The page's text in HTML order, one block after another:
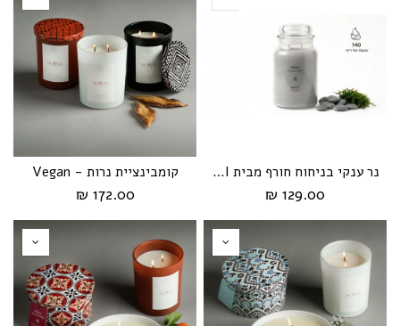
נר ענקי בניחוח חורף מבית HIKARI
129.00 ₪
קומבינציית נרות - Vegan
172.00 ₪